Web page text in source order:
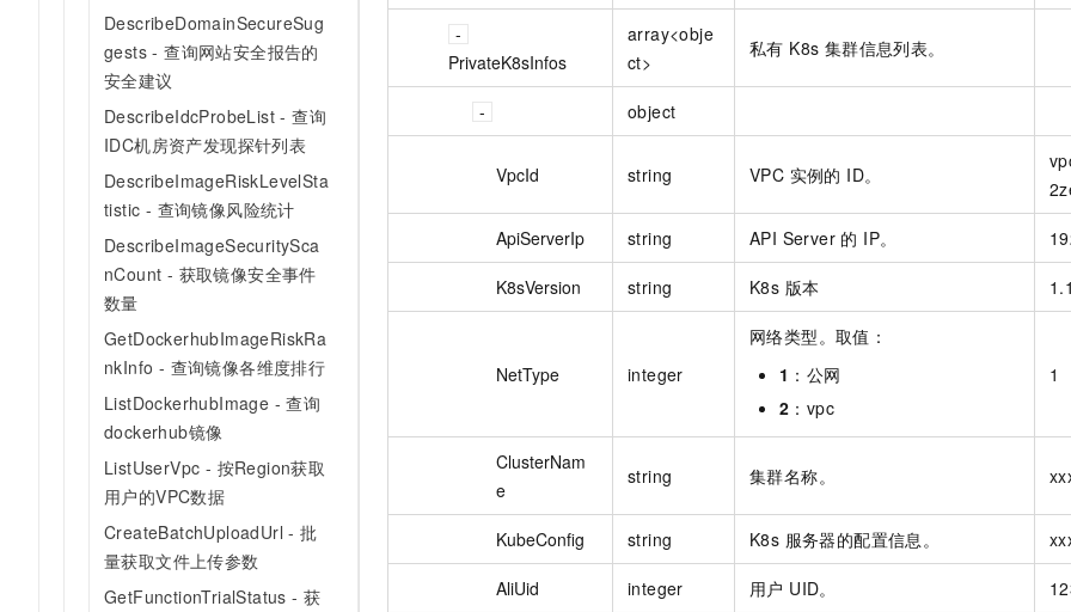
DescribeDomainSecureSug
gests - 查询网站安全报告的
安全建议
DescribeIdcProbeList - 查询
IDC机房资产发现探针列表
DescribeImageRiskLevelSta
tistic - 查询镜像风险统计
DescribeImageSecuritySca
nCount - 获取镜像安全事件
数量
GetDockerhubImageRiskRa
nkInfo - 查询镜像各维度排行
ListDockerhubImage - 查询
dockerhub镜像
ListUserVpc - 按Region获取
用户的VPC数据
CreateBatchUploadUrl - 批
量获取文件上传参数
GetFunctionTrialStatus - 获
PrivateK8sInfos
array<obje
ct>
私有 K8s 集群信息列表。
object
VpcId string VPC 实例的 ID。
ApiServerIp string API Server 的 IP。
K8sVersion string K8s 版本
NetType integer
网络类型。取值：
1 ：公网
2 ：vpc
1
ClusterNam
e
string 集群名称。
KubeConfig string K8s 服务器的配置信息。
AliUid integer 用户 UID。